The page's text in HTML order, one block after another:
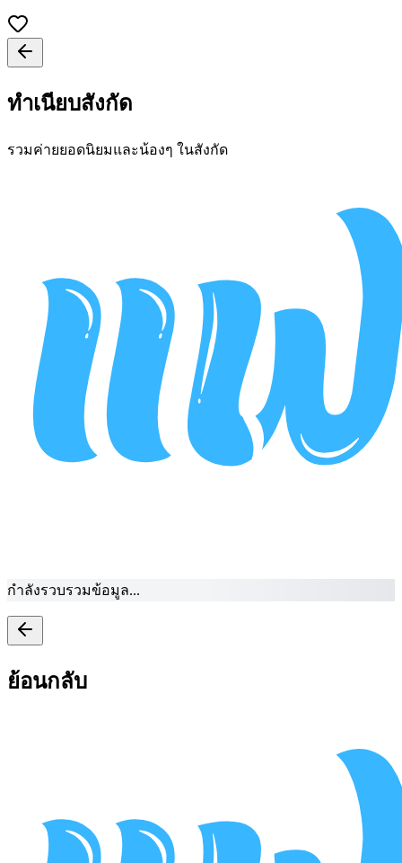
ทำเนียบสังกัด
รวมค่ายยอดนิยมและน้องๆ ในสังกัด
กำลังรวบรวมข้อมูล...
ย้อนกลับ